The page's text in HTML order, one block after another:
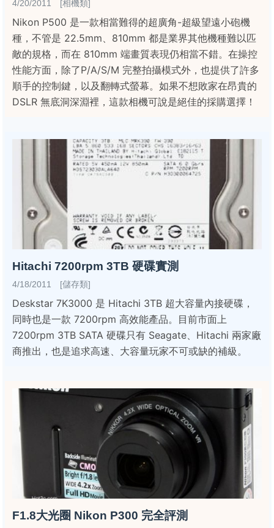
4/20/2011 [相機類]
Nikon P500 是一款相當難得的超廣角-超級望遠小砲機
種，不管是 22.5mm、810mm 都是業界其他機種難以匹
敵的規格，而在 810mm 端畫質表現仍相當不錯。在操控
性能方面，除了P/A/S/M 完整拍攝模式外，也提供了許多
順手的控制鍵，以及翻轉式螢幕。如果不想敗家在昂貴的
DSLR 無底洞深淵裡，這款相機可說是絕佳的採購選擇！
Hitachi 7200rpm 3TB 硬碟實測
4/18/2011 [儲存類]
Deskstar 7K3000 是 Hitachi 3TB 超大容量內接硬碟，
同時也是一款 7200rpm 高效能產品。目前市面上
7200rpm 3TB SATA 硬碟只有 Seagate、Hitachi 兩家廠
商推出，也是追求高速、大容量玩家不可或缺的補級。
F1.8大光圈 Nikon P300 完全評測